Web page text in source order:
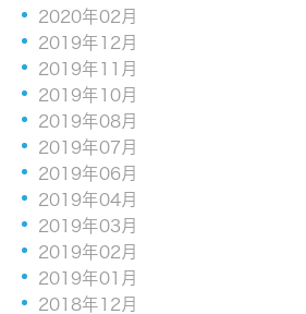
2020年02月
2019年12月
2019年11月
2019年10月
2019年08月
2019年07月
2019年06月
2019年04月
2019年03月
2019年02月
2019年01月
2018年12月